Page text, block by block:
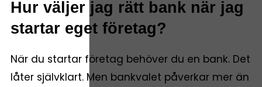
Hur väljer jag rätt bank när jag
startar eget företag?
När du startar företag behöver du en bank. Det
låter självklart. Men bankvalet påverkar mer än